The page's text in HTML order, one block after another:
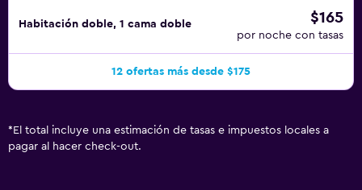
Habitación doble, 1 cama doble $165
por noche con tasas
12 ofertas más desde $175
* El total incluye una estimación de tasas e impuestos locales a
pagar al hacer check-out.